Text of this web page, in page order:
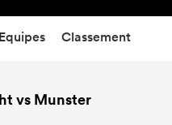
Equipes Classement
vs Munster